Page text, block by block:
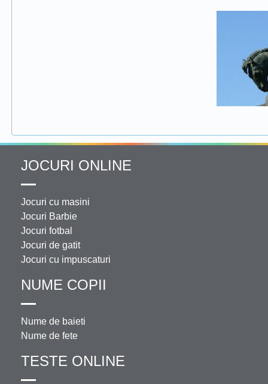
JOCURI ONLINE
Jocuri cu masini
Jocuri Barbie
Jocuri fotbal
Jocuri de gatit
Jocuri cu impuscaturi
NUME COPII
Nume de baieti
Nume de fete
TESTE ONLINE